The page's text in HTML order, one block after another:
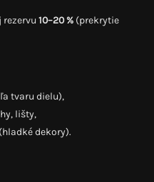
10–20 % (prekrytie
tvaru dielu),
lišty,
dekory).